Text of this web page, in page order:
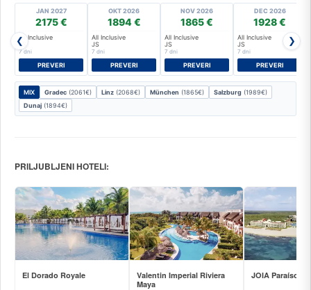
❮
JAN 2027
2175 €
All Inclusive
JS
7 dni
PREVERI
OKT 2026
1894 €
All Inclusive
JS
7 dni
PREVERI
NOV 2026
1865 €
All Inclusive
JS
7 dni
PREVERI
DEC 2026
1928 €
All Inclusive
JS
7 dni
PREVERI
❯
MIX Gradec (2061€) Linz (2068€) München (1865€) Salzburg (1989€)
Dunaj (1894€)
PRILJUBLJENI HOTELI:
El Dorado Royale
Valentin Imperial Riviera
Maya
JOIA Paraíso